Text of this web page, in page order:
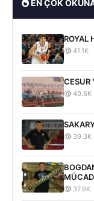
EN ÇOK
ROYAL
41.1K
CESUR
40.6K
39.3K
37.9K